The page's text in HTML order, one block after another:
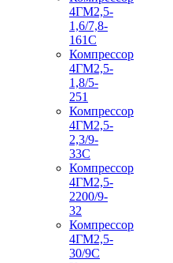
4ГМ2,5-
1,6/7,8-
161С
Компрессор
4ГМ2,5-
1,8/5-
251
Компрессор
4ГМ2,5-
2,3/9-
33С
Компрессор
4ГМ2,5-
2200/9-
32
Компрессор
4ГМ2,5-
30/9С